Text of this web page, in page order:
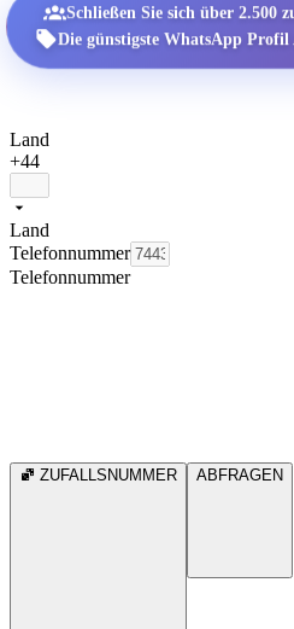
Schließen Sie sich über 2.500
Die günstigste WhatsApp
Land
+44
Land
Telefonnummer
Telefonnummer
ZUFALLSNUMMER ABFRAGEN